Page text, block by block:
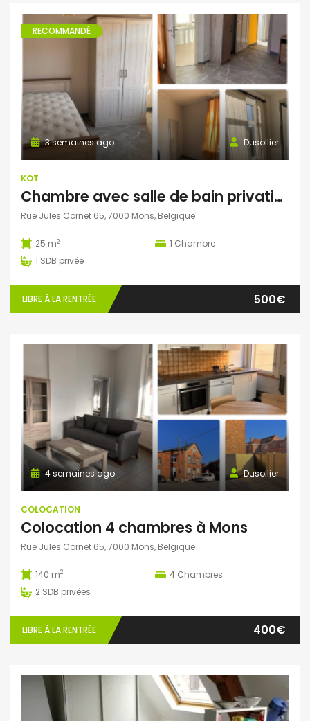
RECOMMANDÉ
Dusollier
3 semaines ago
KOT
Chambre avec salle de bain privative et bureau séparé dans une colocation de 4 personnes
Rue Jules Cornet 65, 7000 Mons, Belgique
25 m2 1 Chambre
1 SDB privée
LIBRE À LA RENTRÉE 500€
Dusollier
4 semaines ago
COLOCATION
Colocation 4 chambres à Mons
Rue Jules Cornet 65, 7000 Mons, Belgique
140 m2 4 Chambres
2 SDB privées
LIBRE À LA RENTRÉE 400€